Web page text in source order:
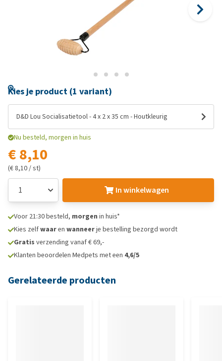
Kies je product (1 variant)
D&D Lou Socialisatietool - 4 x 2 x 35 cm - Houtkleurig
Nu besteld, morgen in huis
€ 8,10
(€ 8,10 / st)
In winkelwagen
Voor 21:30 besteld, morgen in huis*
Kies zelfwaaren wanneerje bestelling bezorgd wordt
Gratis verzending vanaf € 69,-
Klanten beoordelen Medpets met een 4,6/5
Gerelateerde producten